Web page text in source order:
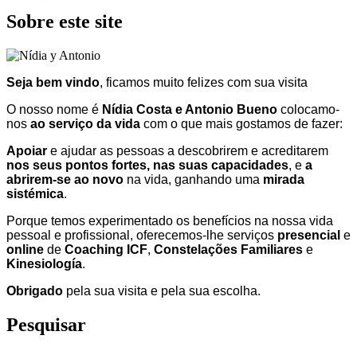
Sobre este site
Seja bem vindo, ficamos muito felizes com sua visita
O nosso nome é Nídia Costa e Antonio Bueno colocamo-
nos ao serviço da vida com o que mais gostamos de fazer:
Apoiar e ajudar as pessoas a descobrirem e acreditarem
nos seus pontos fortes, nas suas capacidades, e a
abrirem-se ao novo na vida, ganhando uma mirada
sistémica.
Porque temos experimentado os benefícios na nossa vida
pessoal e profissional, oferecemos-lhe serviços presencial e
online de Coaching ICF, Constelações Familiares e
Kinesiología.
Obrigado pela sua visita e pela sua escolha.
Pesquisar